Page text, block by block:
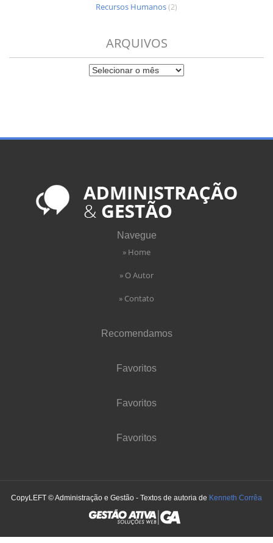
Recursos Humanos(2)
ARQUIVOS
Navegue
» Home
» O Autor
» Contato
Recomendamos
Favoritos
Favoritos
Favoritos
CopyLEFT © Administração e Gestão - Textos de autoria de Kenneth Corrêa